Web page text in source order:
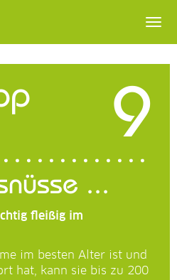
9
...
fleißig im
im besten Alter ist und
hat, kann sie bis zu 200